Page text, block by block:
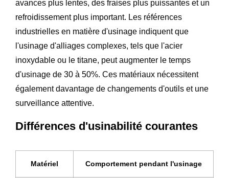
avances plus lentes, des fraises plus puissantes et un
refroidissement plus important. Les références
industrielles en matière d'usinage indiquent que
l'usinage d'alliages complexes, tels que l'acier
inoxydable ou le titane, peut augmenter le temps
d'usinage de 30 à 50%. Ces matériaux nécessitent
également davantage de changements d'outils et une
surveillance attentive.
Différences d'usinabilité courantes
Matériel Comportement pendant l'usinage